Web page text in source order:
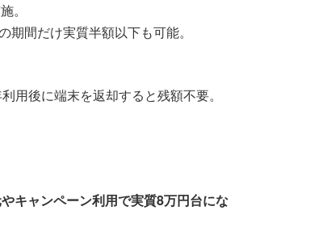
。
間だけ実質半額以下も可能。
用後に端末を返却すると残額不要。
キャンペーン利用で実質8万円台にな